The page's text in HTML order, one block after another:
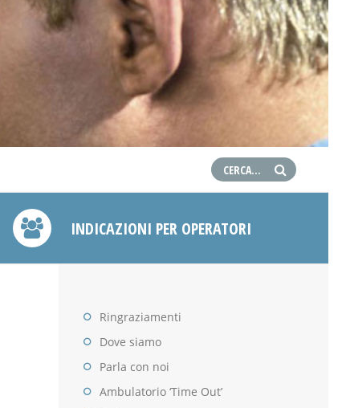
INDICAZIONI PER OPERATORI
Ringraziamenti
Dove siamo
Parla con noi
Ambulatorio ‘Time Out’